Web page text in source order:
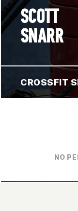
SCOTT
SNARR
CROSSFIT
NO